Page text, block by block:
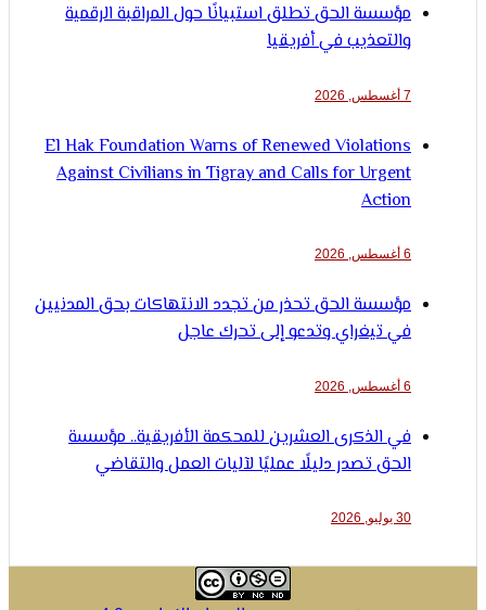
مؤسسة الحق تطلق استبيانًا حول المراقبة الرقمية
والتعذيب في أفريقيا
El Hak Foundation Warns of Renewed Violations
Against Civilians in Tigray and Calls for Urgent
مؤسسة الحق تحذر من تجدد الانتهاكات بحق المدنيين
في تيغراي وتدعو إلى تحرك عاجل
في الذكرى العشرين للمحكمة الأفريقية.. مؤسسة
الحق تصدر دليلًا عمليًا لآليات العمل والتقاضي